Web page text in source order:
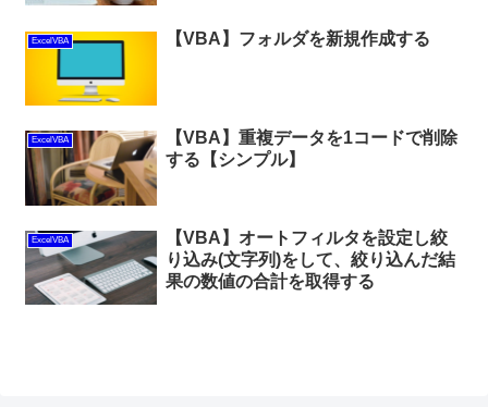
ExcelVBA 【VBA】フォルダを新規作成する
ExcelVBA
【VBA】重複データを1コードで削除
する【シンプル】
ExcelVBA
【VBA】オートフィルタを設定し絞
り込み(文字列)をして、絞り込んだ結
果の数値の合計を取得する